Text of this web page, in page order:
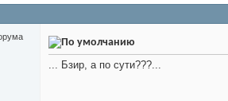
... Бзир, а по сути???...